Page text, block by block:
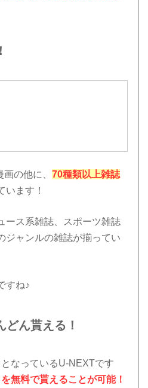
画の他に、70種類以上雑誌
います！
ース系雑誌、スポーツ雑誌
ジャンルの雑誌が揃ってい
すね♪
どん貰える！
なっているU-NEXTです
無料で貰えることが可能！